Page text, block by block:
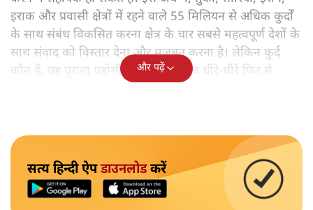
इराक और प्रवासी क्षेत्रों में रहने वाले 55 मिलियन से अधिक कुर्दों
के साथ संबंध विकसित करना क्षेत्र के चार सबसे महत्वपूर्ण देशों के
साथ संवाद को विस्तार देना और मजबूत करना है। लेकिन कुर्द
कौन हैं, यह पुराना पड़ोसी जिसे भारत आज धीरे-धीरे फिर से
और पढ़ें
सत्य हिन्दी ऐपडाउनलोडकरें